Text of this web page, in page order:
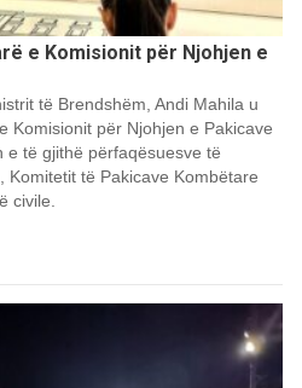
e Komisionit për Njohjen e
të Brendshëm, Andi Mahila u
Komisionit për Njohjen e Pakicave
e të gjithë përfaqësuesve të
Komitetit të Pakicave Kombëtare
civile.